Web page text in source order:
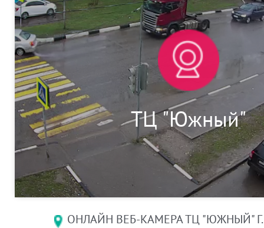
ТЦ "Южный"
ОНЛАЙН ВЕБ-КАМЕРА ТЦ "ЮЖНЫЙ"